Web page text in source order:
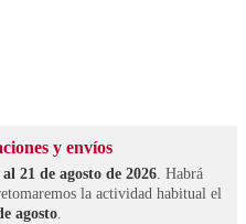
y envíos
21 de agosto de 2026 . Habrá
la actividad habitual el
agosto.